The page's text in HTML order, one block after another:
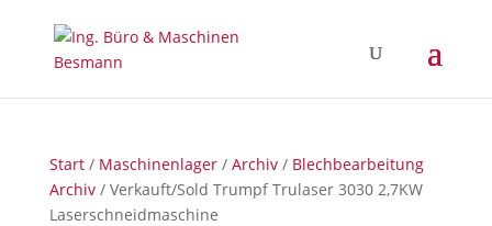
Start/ Maschinenlager/ Archiv/ Blechbearbeitung
Archiv/ Verkauft/Sold Trumpf Trulaser 3030 2,7KW
Laserschneidmaschine